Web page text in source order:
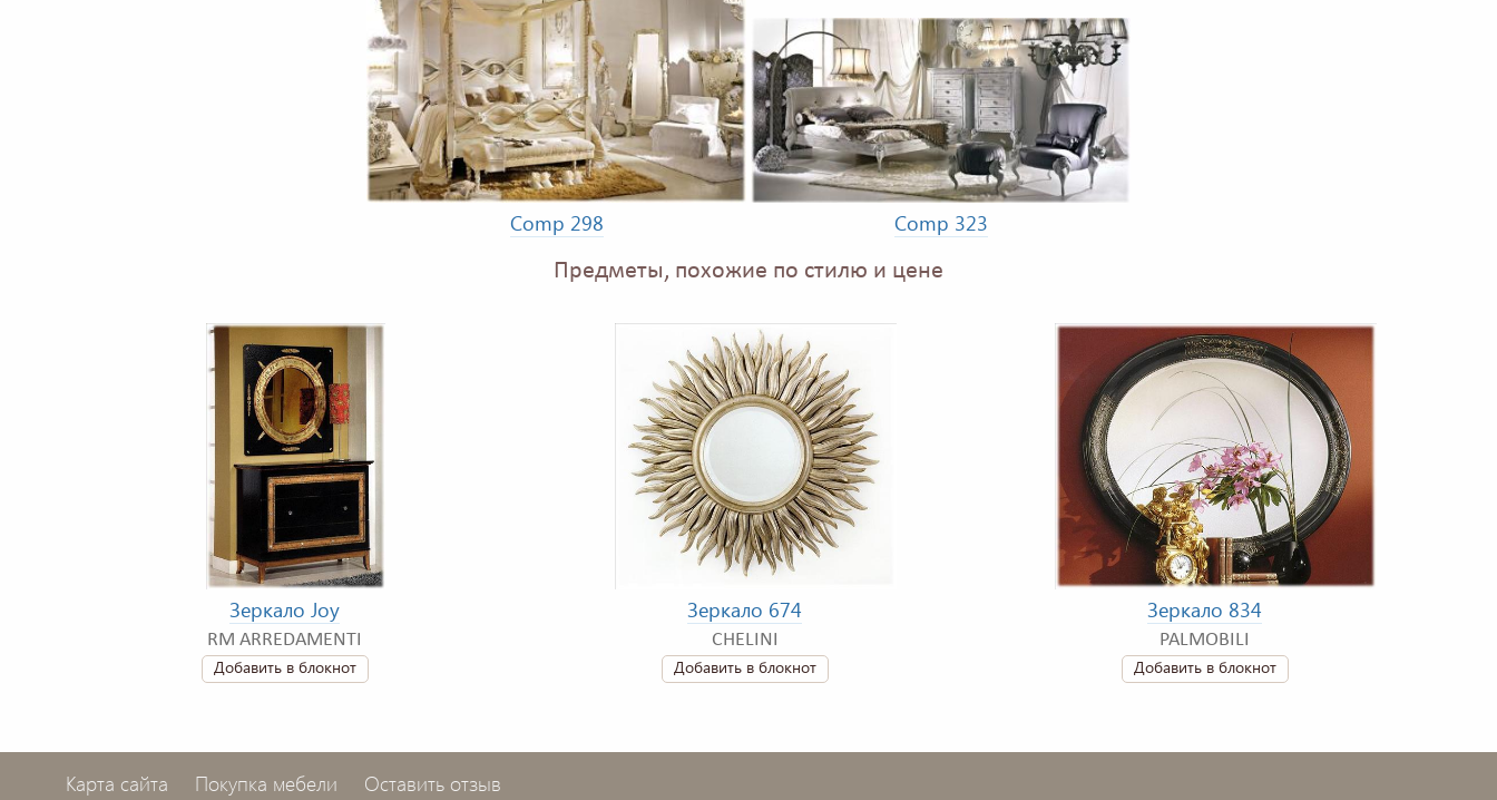
Comp 298 Comp 323
Предметы, похожие по стилю и цене
Зеркало Joy
RM ARREDAMENTI
Добавить в блокнот
Зеркало 674
CHELINI
Добавить в блокнот
Зеркало 834
PALMOBILI
Добавить в блокнот
Карта сайта Покупка мебели Оставить отзыв